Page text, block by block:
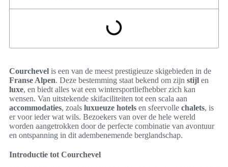
Courchevel is een van de meest prestigieuze skigebieden in de
Franse Alpen. Deze bestemming staat bekend om zijn stijl en
luxe, en biedt alles wat een wintersportliefhebber zich kan
wensen. Van uitstekende skifaciliteiten tot een scala aan
accommodaties, zoals luxueuze hotels en sfeervolle chalets, is
er voor ieder wat wils. Bezoekers van over de hele wereld
worden aangetrokken door de perfecte combinatie van avontuur
en ontspanning in dit adembenemende berglandschap.
Introductie tot Courchevel